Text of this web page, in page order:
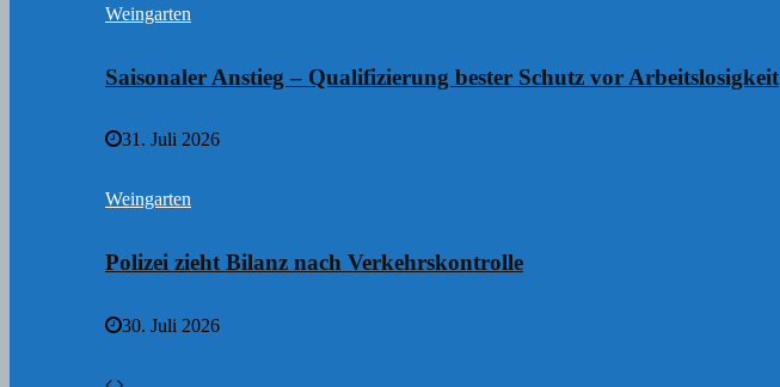
Weingarten
Saisonaler Anstieg – Qualifizierung bester Schutz vor Arbeitslosigkeit
31. Juli 2026
Weingarten
Polizei zieht Bilanz nach Verkehrskontrolle
30. Juli 2026